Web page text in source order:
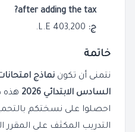
after adding the tax?
ج:
خاتمة
نتمنى أن تكون
السادس الابتدائي 2026
هذه
احصلوا على نسختكم